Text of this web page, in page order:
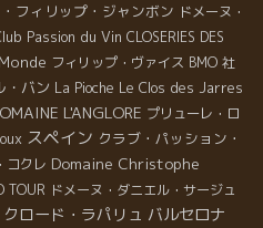
フィリップ・ジャンボン ドメーヌ・
Passion du Vin CLOSERIES DES
フィリップ・ヴァイス BMO 社
・バン La Pioche Le Clos des Jarres
L'ANGLORE プリューレ・ロ
スペイン クラブ・パッション・
コクレ Domaine Christophe
TOUR ドメーヌ・ダニエル・サージュ
ロード・ラパリュ バルセロナ